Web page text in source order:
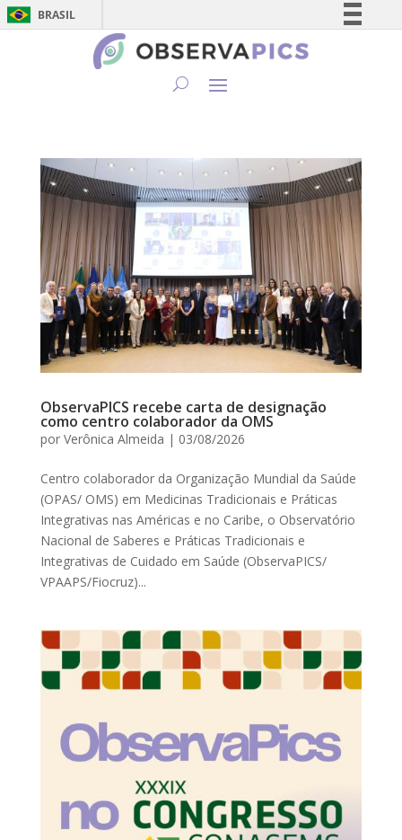
BRASIL
Simplifique!
Canais
ObservaPICS recebe carta de designação
como centro colaborador da OMS
por Verônica Almeida | 03/08/2026
Centro colaborador da Organização Mundial da Saúde
(OPAS/ OMS) em Medicinas Tradicionais e Práticas
Integrativas nas Américas e no Caribe, o Observatório
Nacional de Saberes e Práticas Tradicionais e
Integrativas de Cuidado em Saúde (ObservaPICS/
VPAAPS/Fiocruz)...